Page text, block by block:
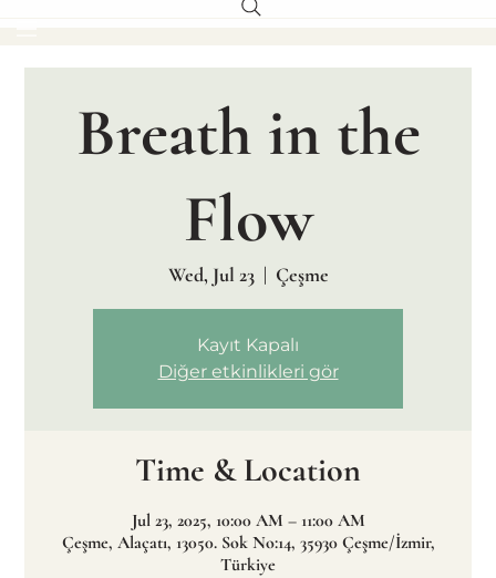
Breath in the
Flow
Wed, Jul 23
  |
Çeşme
Kayıt Kapalı
Diğer etkinlikleri gör
Time & Location
Jul 23, 2025, 10:00 AM – 11:00 AM
Çeşme, Alaçatı, 13050. Sok No:14, 35930 Çeşme/İzmir,
Türkiye